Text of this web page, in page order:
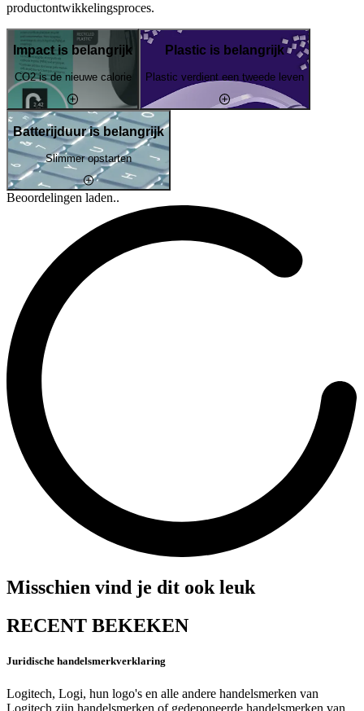
productontwikkelingsproces.
Impact is belangrijk
CO2 is de nieuwe calorie
Plastic is belangrijk
Plastic verdient een tweede leven
Batterijduur is belangrijk
Slimmer opstarten
Beoordelingen laden..
Misschien vind je dit ook leuk
RECENT BEKEKEN
Juridische handelsmerkverklaring
Logitech, Logi, hun logo's en alle andere handelsmerken van
Logitech zijn handelsmerken of gedeponeerde handelsmerken van